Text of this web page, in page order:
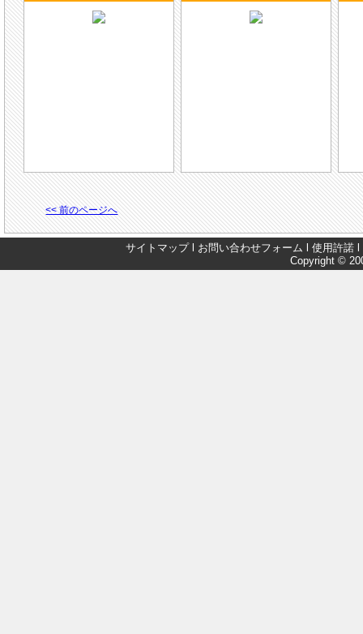
<< 前のページへ
サイトマップl お問い合わせフォーム 使用許諾
Copyright ©